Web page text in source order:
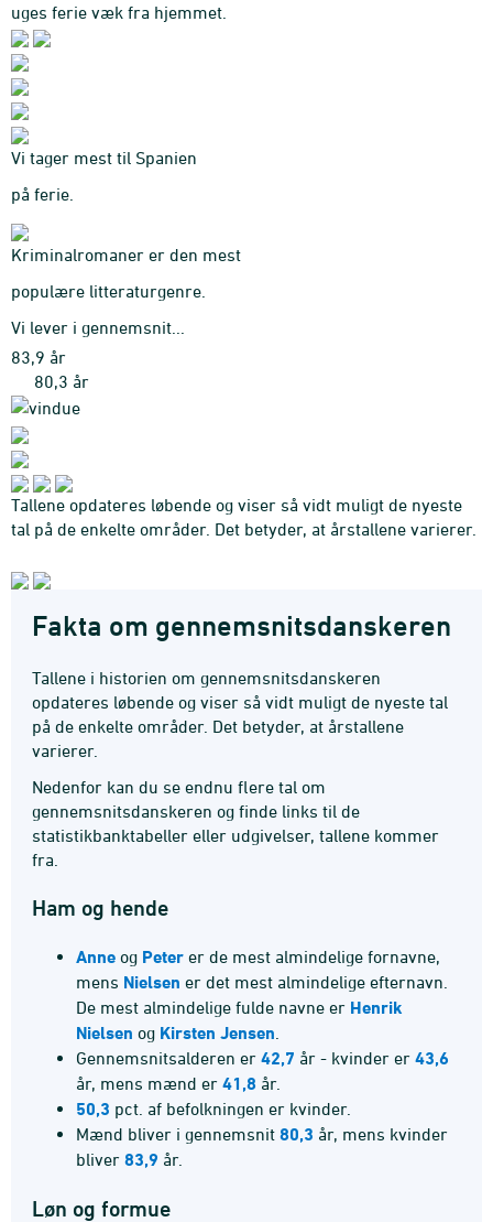
uges ferie væk fra hjemmet.
Vi tager mest til Spanien
på ferie.
Kriminalromaner er den mest
populære litteraturgenre.
Vi lever i gennemsnit...
83,9 år
80,3 år
Tallene opdateres løbende og viser så vidt muligt de nyeste
tal på de enkelte områder. Det betyder, at årstallene varierer.
Fakta om gennemsnitsdanskeren
Tallene i historien om gennemsnitsdanskeren
opdateres løbende og viser så vidt muligt de nyeste tal
på de enkelte områder. Det betyder, at årstallene
varierer.
Nedenfor kan du se endnu flere tal om
gennemsnitsdanskeren og finde links til de
statistikbanktabeller eller udgivelser, tallene kommer
fra.
Ham og hende
Anne og Peter er de mest almindelige fornavne,
mens Nielsen er det mest almindelige efternavn.
De mest almindelige fulde navne er Henrik
Nielsen og Kirsten Jensen
Gennemsnitsalderen er 42,7 år - kvinder er 43,6
år, mens mænd er 41,8 år.
50,3 pct. af befolkningen er kvinder.
Mænd bliver i gennemsnit 80,3 år, mens kvinder
bliver 83,9 år.
Løn og formue